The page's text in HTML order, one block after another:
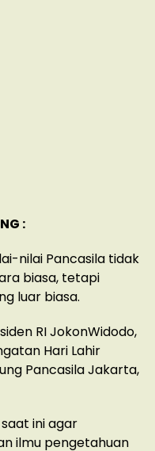
:
nilai Pancasila tidak
biasa, tetapi
luar biasa.
RI JokonWidodo,
Hari Lahir
Pancasila Jakarta,
ini agar
ilmu pengetahuan